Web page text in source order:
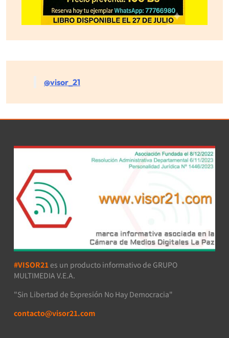
@visor_21
#VISOR21 es un producto informativo de GRUPO
MULTIMEDIA V.E.A.
"Sin Libertad de Expresión No Hay Democracia"
contacto@visor21.com